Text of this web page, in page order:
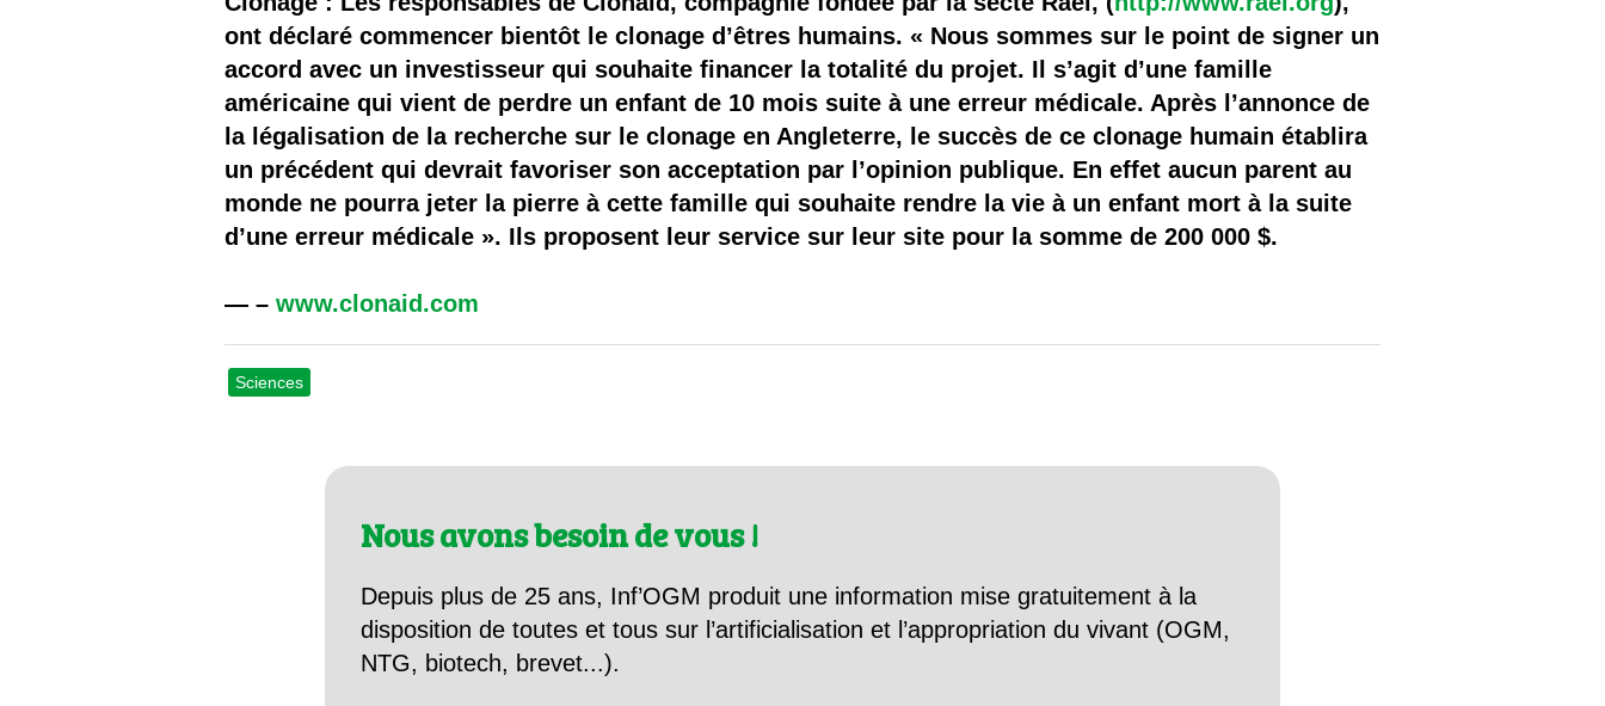
ont déclaré commencer bientôt le clonage d’êtres humains. « Nous sommes sur le point de signer un
accord avec un investisseur qui souhaite financer la totalité du projet. Il s’agit d’une famille
américaine qui vient de perdre un enfant de 10 mois suite à une erreur médicale. Après l’annonce de
la légalisation de la recherche sur le clonage en Angleterre, le succès de ce clonage humain établira
un précédent qui devrait favoriser son acceptation par l’opinion publique. En effet aucun parent au
monde ne pourra jeter la pierre à cette famille qui souhaite rendre la vie à un enfant mort à la suite
d’une erreur médicale ». Ils proposent leur service sur leur site pour la somme de 200 000 $.
— –www.clonaid.com
Sciences
Nous avons besoin de vous !
Depuis plus de 25 ans, Inf’OGM produit une information mise gratuitement à la
disposition de toutes et tous sur l’artificialisation et l’appropriation du vivant (OGM,
NTG, biotech, brevet...).